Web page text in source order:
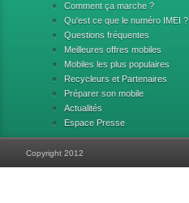
Comment ça marche ?
Qu'est ce que le numéro IMEI ?
Questions fréquentes
Meilleures offres mobiles
Mobiles les plus populaires
Recycleurs et Partenaires
Préparer son mobile
Actualités
Espace Presse
Copyright 2012